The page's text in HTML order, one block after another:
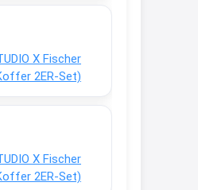
X Fischer
2ER-Set)
X Fischer
2ER-Set)
alles gut?
Sensodyne Rabatt 3€